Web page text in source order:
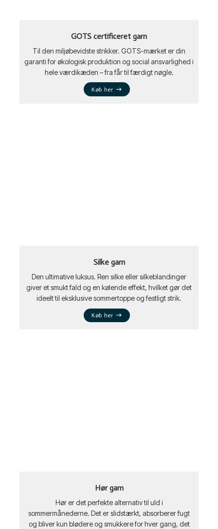
GOTS certificeret garn
Til den miljøbevidste strikker. GOTS-mærket er din
garanti for økologisk produktion og social ansvarlighed i
hele værdikæden – fra får til færdigt nøgle.
Køb her
Silke garn
Den ultimative luksus. Ren silke eller silkeblandinger
giver et smukt fald og en kølende effekt, hvilket gør det
ideelt til eksklusive sommertoppe og festligt strik.
Køb her
Hør garn
Hør er det perfekte alternativ til uld i
sommermånederne. Det er slidstærkt, absorberer fugt
og bliver kun blødere og smukkere for hver gang, det